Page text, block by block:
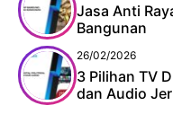
Jasa Anti
Bangunan
26/02/2026
3 Pilihan TV
dan Audio